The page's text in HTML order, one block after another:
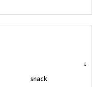
snack